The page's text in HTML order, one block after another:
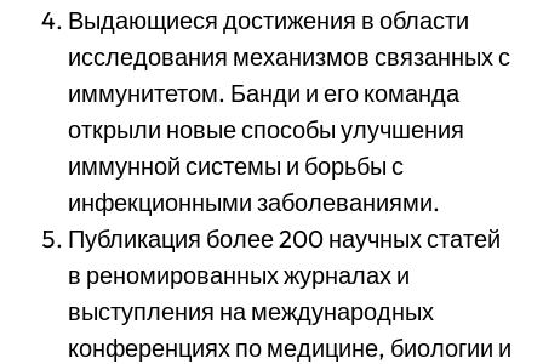
Выдающиеся достижения в области
исследования механизмов связанных с
иммунитетом. Банди и его команда
открыли новые способы улучшения
иммунной системы и борьбы с
инфекционными заболеваниями.
Публикация более 200 научных статей
в реномированных журналах и
выступления на международных
конференциях по медицине, биологии и